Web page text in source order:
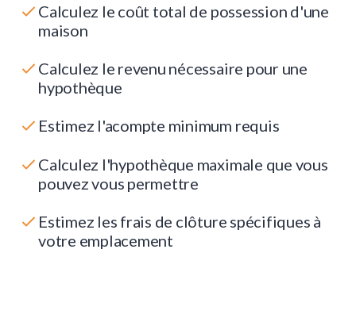
Calculez le coût total de possession d'une
maison
Calculez le revenu nécessaire pour une
hypothèque
Estimez l'acompte minimum requis
Calculez l'hypothèque maximale que vous
pouvez vous permettre
Estimez les frais de clôture spécifiques à
votre emplacement